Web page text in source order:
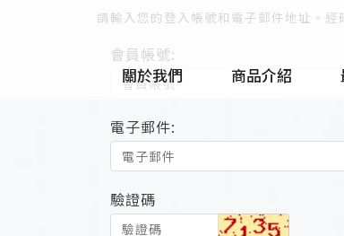
關於我們 商品介紹
請輸入您的登入帳號和電子郵件地址。
會員帳號:
電子郵件:
驗證碼